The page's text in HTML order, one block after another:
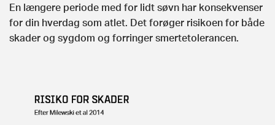
seng om aftenen.
Det handler om at få tilstrækkeligt med søvn i
normalt natten før en vigtig konkurrence, men hvis du
En længere periode med for lidt søvn har konsekvenser
for din hverdag som atlet. Det forøger risikoen for både
skader og sygdom og forringer smertetolerancen.